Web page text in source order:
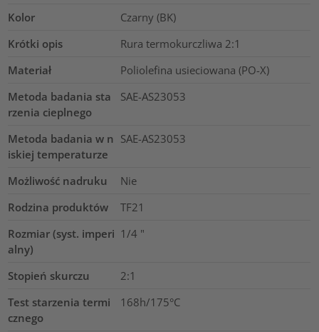
Kolor
Czarny (BK)
Krótki opis
Rura termokurczliwa 2:1
Materiał
Poliolefina usieciowana (PO-X)
Metoda badania sta
rzenia cieplnego
SAE-AS23053
Metoda badania w n
iskiej temperaturze
SAE-AS23053
Możliwość nadruku
Nie
Rodzina produktów
TF21
Rozmiar (syst. imperi
alny)
1/4 "
Stopień skurczu
2:1
Test starzenia termi
cznego
168h/175°C